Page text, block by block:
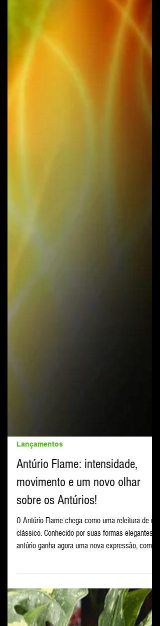
Lançamentos
Antúrio Flame: intensidade,
movimento e um novo olhar
sobre os Antúrios!
O Antúrio Flame chega como uma releitura de um
atenção logo no primeiro olhar. Seu grande
diferencial está na forma da bráctea, a estrutura
colorida que muitos associam à flor. Diferente dos